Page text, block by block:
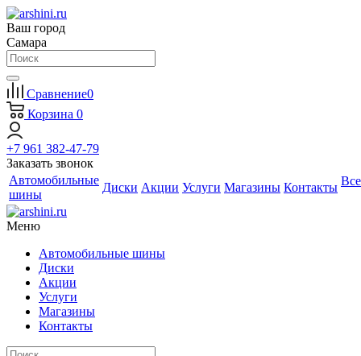
Ваш город
Самара
Сравнение0
Корзина 0
+7 961 382-47-79
Заказать звонок
Автомобильные
шины
Диски Акции Услуги Магазины Контакты Все
Меню
Автомобильные шины
Диски
Акции
Услуги
Магазины
Контакты